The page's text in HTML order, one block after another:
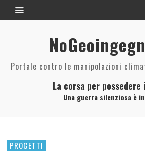
Portale contro le manipolazioni
La corsa per
Una guerra silenziosa è
PROGETTI